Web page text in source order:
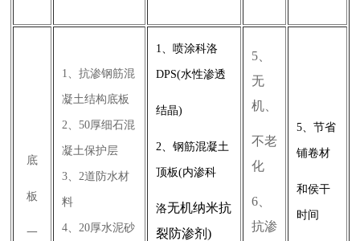
底
板
一
1、抗渗钢筋混
凝土结构底板
2、50厚细石混
凝土保护层
3、2道防水材
料
4、20厚水泥砂
1、喷涂科洛
DPS(水性渗透
结晶)
2、钢筋混凝土
顶板(内渗科
洛无机纳米抗
裂防渗剂)
5、
无
机、
不老
化
6、
抗渗
5、节省
铺卷材
和侯干
时间